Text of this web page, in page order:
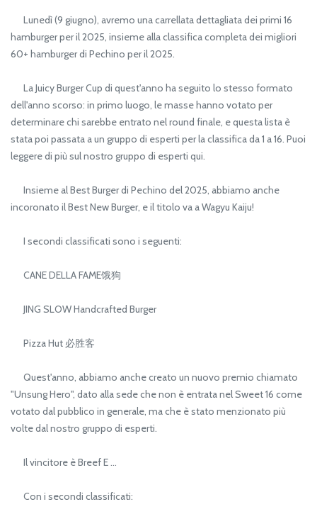
Lunedì (9 giugno), avremo una carrellata dettagliata dei primi 16
hamburger per il 2025, insieme alla classifica completa dei migliori
60+ hamburger di Pechino per il 2025.
La Juicy Burger Cup di quest'anno ha seguito lo stesso formato
dell'anno scorso: in primo luogo, le masse hanno votato per
determinare chi sarebbe entrato nel round finale, e questa lista è
stata poi passata a un gruppo di esperti per la classifica da 1 a 16. Puoi
leggere di più sul nostro gruppo di esperti qui.
Insieme al Best Burger di Pechino del 2025, abbiamo anche
incoronato il Best New Burger, e il titolo va a Wagyu Kaiju!
I secondi classificati sono i seguenti:
CANE DELLA FAME饿狗
JING SLOW Handcrafted Burger
Pizza Hut 必胜客
Quest'anno, abbiamo anche creato un nuovo premio chiamato
"Unsung Hero", dato alla sede che non è entrata nel Sweet 16 come
votato dal pubblico in generale, ma che è stato menzionato più
volte dal nostro gruppo di esperti.
Il vincitore è Breef E …
Con i secondi classificati: